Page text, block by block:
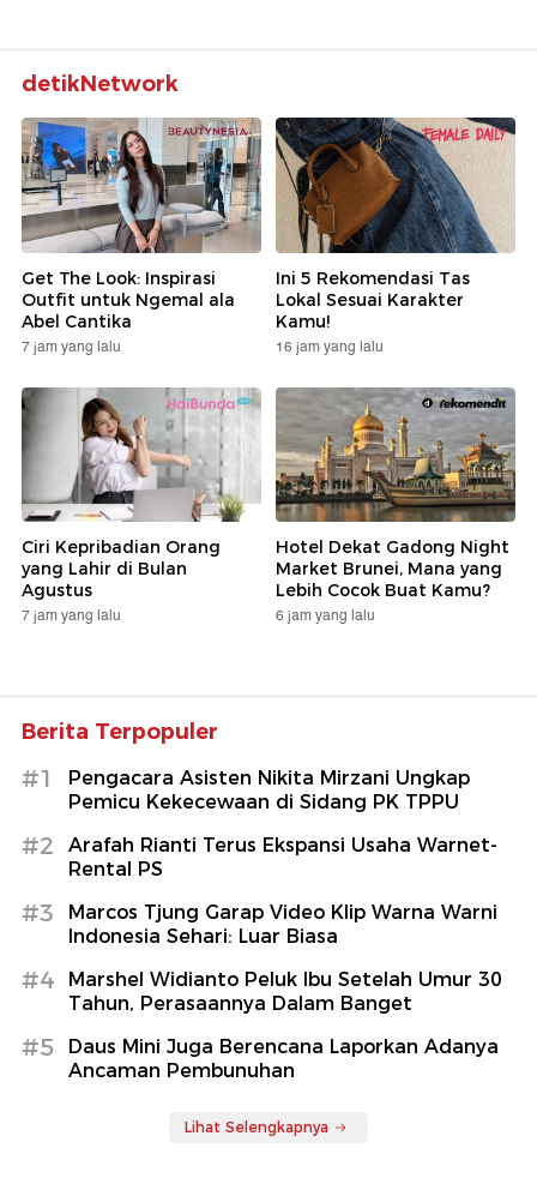
detikNetwork
Get The Look: Inspirasi
Outfit untuk Ngemal ala
Abel Cantika
7 jam yang lalu
Ini 5 Rekomendasi Tas
Lokal Sesuai Karakter
Kamu!
16 jam yang lalu
Ciri Kepribadian Orang
yang Lahir di Bulan
Agustus
7 jam yang lalu
Hotel Dekat Gadong Night
Market Brunei, Mana yang
Lebih Cocok Buat Kamu?
6 jam yang lalu
Berita Terpopuler
#1
Pengacara Asisten Nikita Mirzani Ungkap
Pemicu Kekecewaan di Sidang PK TPPU
#2
Arafah Rianti Terus Ekspansi Usaha Warnet-
Rental PS
#3
Marcos Tjung Garap Video Klip Warna Warni
Indonesia Sehari: Luar Biasa
#4
Marshel Widianto Peluk Ibu Setelah Umur 30
Tahun, Perasaannya Dalam Banget
#5
Daus Mini Juga Berencana Laporkan Adanya
Ancaman Pembunuhan
Lihat Selengkapnya